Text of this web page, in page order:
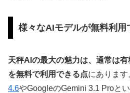
様々なAIモデルが無料利用
天秤AIの最大の魅力は、通常は
を無料で利用できる点にあります
4.6やGoogleのGemini 3.1 Proと